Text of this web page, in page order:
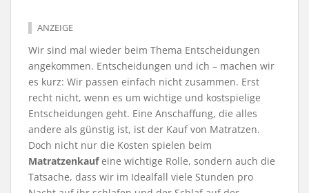
ANZEIGE
Wir sind mal wieder beim Thema Entscheidungen
angekommen. Entscheidungen und ich – machen wir
es kurz: Wir passen einfach nicht zusammen. Erst
recht nicht, wenn es um wichtige und kostspielige
Entscheidungen geht. Eine Anschaffung, die alles
andere als günstig ist, ist der Kauf von Matratzen.
Doch nicht nur die Kosten spielen beim
Matratzenkaufeine wichtige Rolle, sondern auch die
Tatsache, dass wir im Idealfall viele Stunden pro